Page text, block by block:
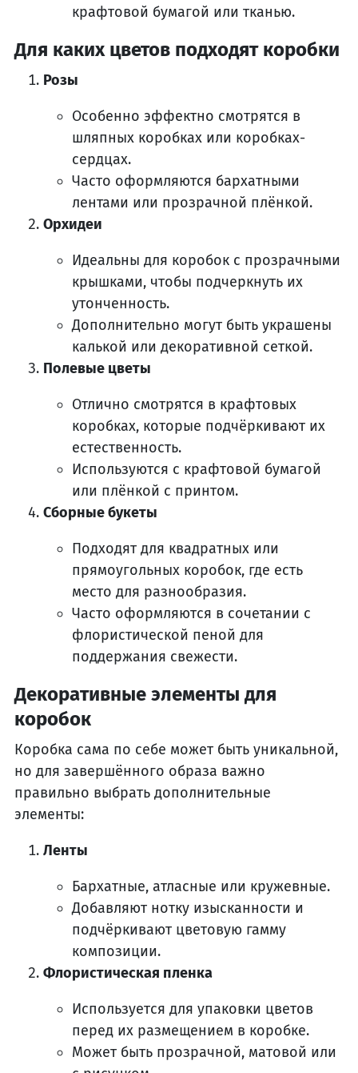
крафтовой бумагой или тканью.
Для каких цветов подходят коробки
Розы
Особенно эффектно смотрятся в
шляпных коробках или коробках-
сердцах.
Часто оформляются бархатными
лентами или прозрачной плёнкой.
Орхидеи
Идеальны для коробок с прозрачными
крышками, чтобы подчеркнуть их
утонченность.
Дополнительно могут быть украшены
калькой или декоративной сеткой.
Полевые цветы
Отлично смотрятся в крафтовых
коробках, которые подчёркивают их
естественность.
Используются с крафтовой бумагой
или плёнкой с принтом.
Сборные букеты
Подходят для квадратных или
прямоугольных коробок, где есть
место для разнообразия.
Часто оформляются в сочетании с
флористической пеной для
поддержания свежести.
Декоративные элементы для
коробок
Коробка сама по себе может быть уникальной,
но для завершённого образа важно
правильно выбрать дополнительные
элементы:
Ленты
Бархатные, атласные или кружевные.
Добавляют нотку изысканности и
подчёркивают цветовую гамму
композиции.
Флористическая пленка
Используется для упаковки цветов
перед их размещением в коробке.
Может быть прозрачной, матовой или